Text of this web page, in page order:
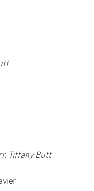
Tiffany Butt